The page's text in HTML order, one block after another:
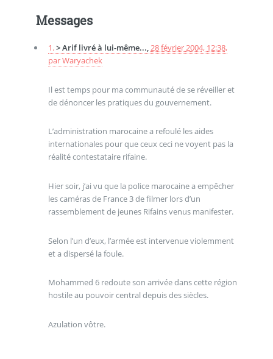
Messages
1.> Arif livré à lui-même...,28 février 2004, 12:38,
parWaryachek
Il est temps pour ma communauté de se réveiller et
de dénoncer les pratiques du gouvernement.
L’administration marocaine a refoulé les aides
internationales pour que ceux ceci ne voyent pas la
réalité contestataire rifaine.
Hier soir, j’ai vu que la police marocaine a empêcher
les caméras de France 3 de filmer lors d’un
rassemblement de jeunes Rifains venus manifester.
Selon l’un d’eux, l’armée est intervenue violemment
et a dispersé la foule.
Mohammed 6 redoute son arrivée dans cette région
hostile au pouvoir central depuis des siècles.
Azulation vôtre.